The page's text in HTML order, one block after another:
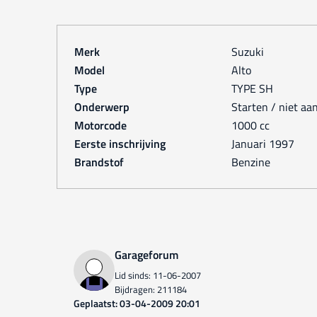
Merk
Suzuki
Model
Alto
Type
TYPE SH
Onderwerp
Starten / niet
Motorcode
1000 cc
Eerste inschrijving
januari 1997
Brandstof
Benzine
Garageforum
Lid sinds: 11-06-2007
Bijdragen: 211184
Geplaatst: 03-04-2009 20:01